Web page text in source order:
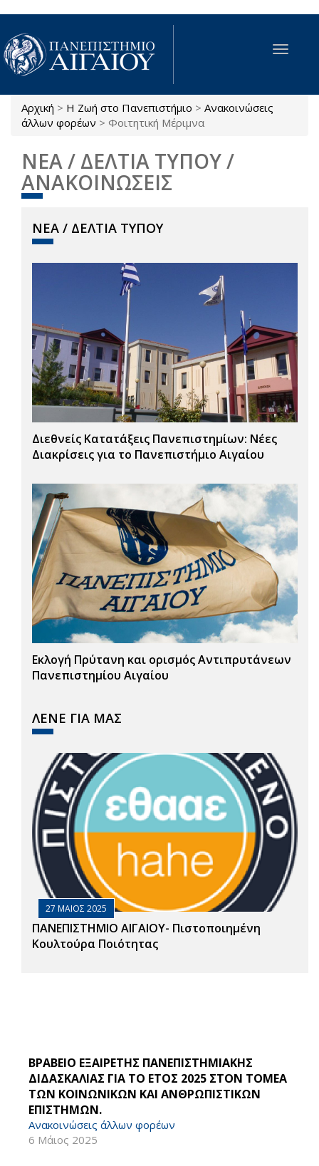
Παράκαμψη προς το κυρίως περιεχόμενο
Toggle
Είστε εδώ
Αρχική > Η Ζωή στο Πανεπιστήμιο > Ανακοινώσεις
άλλων φορέων > Φοιτητική Μέριμνα
ΝΕΑ / ΔΕΛΤΙΑ ΤΥΠΟΥ /
ΑΝΑΚΟΙΝΩΣΕΙΣ
ΝΕΑ / ΔΕΛΤΙΑ ΤΥΠΟΥ
Διεθνείς Κατατάξεις Πανεπιστημίων: Νέες
Διακρίσεις για το Πανεπιστήμιο Αιγαίου
Εκλογή Πρύτανη και ορισμός Αντιπρυτάνεων
Πανεπιστημίου Αιγαίου
ΛΕΝΕ ΓΙΑ ΜΑΣ
27 ΜΑΙΟΣ 2025
ΠΑΝΕΠΙΣΤΗΜΙΟ ΑΙΓΑΙΟΥ- Πιστοποιημένη
Κουλτούρα Ποιότητας
ΒΡΑΒΕΙΟ ΕΞΑΙΡΕΤΗΣ ΠΑΝΕΠΙΣΤΗΜΙΑΚΗΣ
ΔΙΔΑΣΚΑΛΙΑΣ ΓΙΑ ΤΟ ΕΤΟΣ 2025 ΣΤΟΝ ΤΟΜΕΑ
ΤΩΝ ΚΟΙΝΩΝΙΚΩΝ ΚΑΙ ΑΝΘΡΩΠΙΣΤΙΚΩΝ
ΕΠΙΣΤΗΜΩΝ.
Ανακοινώσεις άλλων φορέων
6 Μάιος 2025